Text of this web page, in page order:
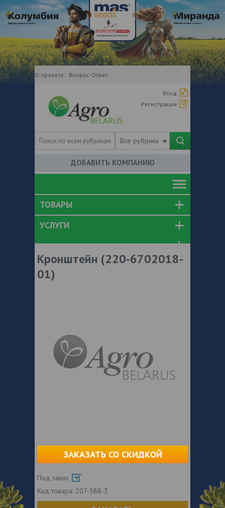
О проекте Вопрос-Ответ
Вход
Регистрация
Все рубрики
ДОБАВИТЬ КОМПАНИЮ
ТОВАРЫ
УСЛУГИ
Кронштейн (220-6702018-
01)
ЗАКАЗАТЬ СО СКИДКОЙ
Под заказ
Код товара: 207-588-3